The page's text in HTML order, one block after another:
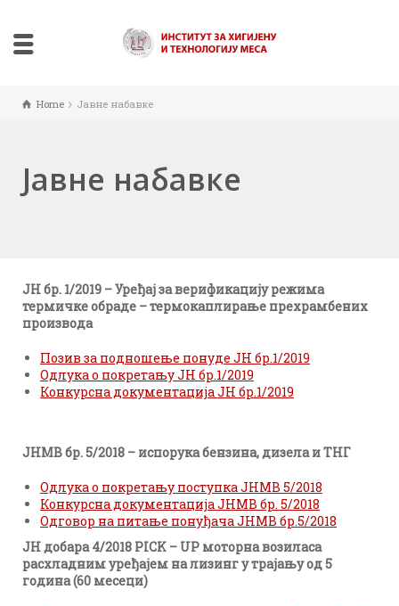
Home Јавне набавке
Јавне набавке
ЈН бр. 1/2019 – Уређај за верификацију режима
термичке обраде – термокаплирање прехрамбених
производа
Позив за подношење понуде ЈН бр.1/2019
Одлука о покретању ЈН бр.1/2019
Конкурсна документација ЈН бр.1/2019
ЈНМВ бр. 5/2018 – испорука бензина, дизела и ТНГ
Одлука о покретању поступка ЈНМВ 5/2018
Конкурсна документација ЈНМВ бр. 5/2018
Oдговор на питање понуђача ЈНМВ бр.5/2018
ЈН добара 4/2018 PICK – UP моторна возиласа
расхладним уређајем на лизинг у трајању од 5
година (60 месеци)